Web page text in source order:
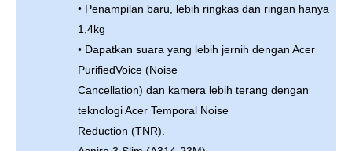
• Penampilan baru, lebih ringkas dan ringan hanya
1,4kg
• Dapatkan suara yang lebih jernih dengan Acer
PurifiedVoice (Noise
Cancellation) dan kamera lebih terang dengan
teknologi Acer Temporal Noise
Reduction (TNR).